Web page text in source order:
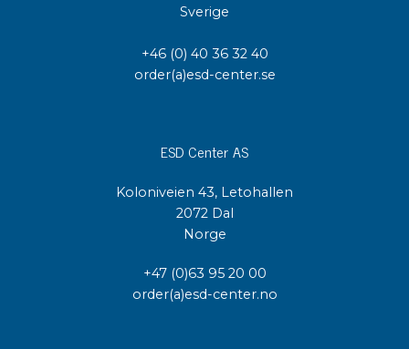
Sverige
+46 (0) 40 36 32 40
order(a)esd-center.se
ESD Center AS
Koloniveien 43, Letohallen
2072 Dal
Norge
+47 (0)63 95 20 00
order(a)esd-center.no